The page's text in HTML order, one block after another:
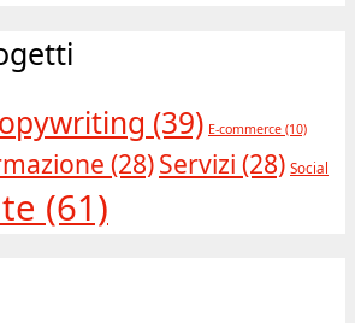
(39) E-commerce (10)
(28)Servizi (28) Social
(61)